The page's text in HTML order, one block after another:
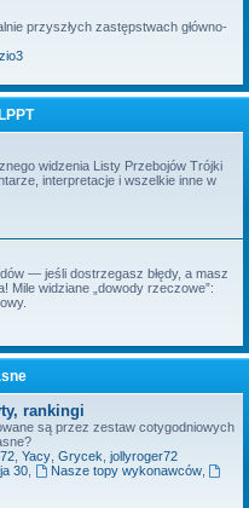
przyszłych zastępstwach główno-
widzenia Listy Przebojów Trójki
interpretacje i wszelkie inne w
— jeśli dostrzegasz błędy, a masz
Mile widziane „dowody rzeczowe”:
rankingi
są przez zestaw cotygodniowych
Yacy Grycek jollyroger72
30, Nasze topy wykonawców,